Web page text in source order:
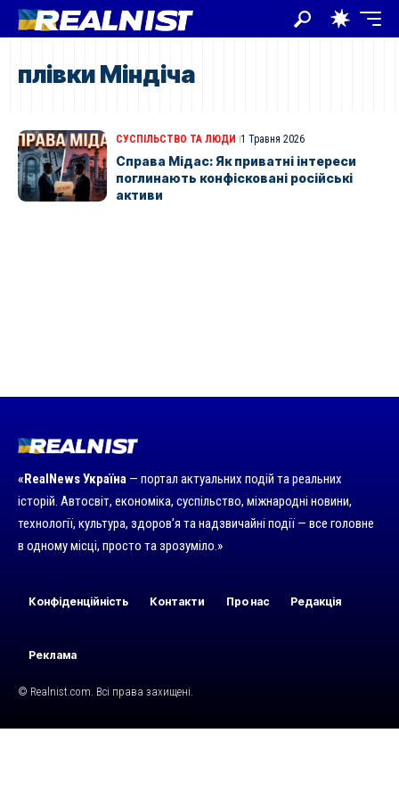
плівки Міндіча
СУСПІЛЬСТВО ТА ЛЮДИ 1 Травня 2026
Справа Мідас: Як приватні інтереси
поглинають конфісковані російські
активи
«RealNews Україна — портал актуальних подій та реальних
історій. Автосвіт, економіка, суспільство, міжнародні новини,
технології, культура, здоров’я та надзвичайні події — все головне
в одному місці, просто та зрозуміло.»
Конфіденційність Контакти Про нас Редакція
Реклама
© Realnist.com. Всі права захищені.